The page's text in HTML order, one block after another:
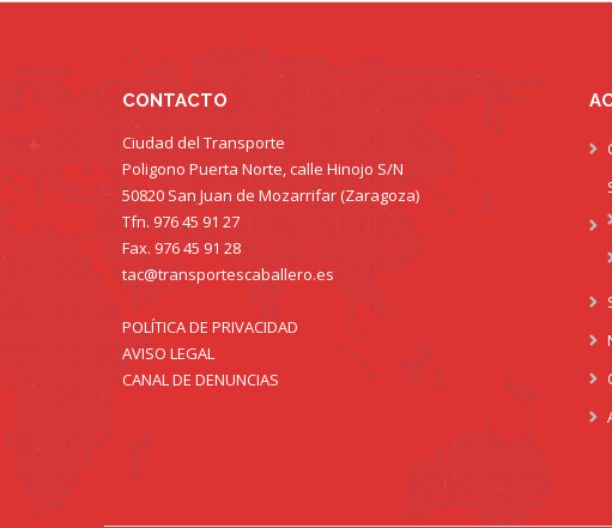
CONTACTO
Ciudad del Transporte
Poligono Puerta Norte, calle Hinojo S/N
50820 San Juan de Mozarrifar (Zaragoza)
Tfn. 976 45 91 27
Fax. 976 45 91 28
tac@transportescaballero.es
POLÍTICA DE PRIVACIDAD
AVISO LEGAL
CANAL DE DENUNCIAS